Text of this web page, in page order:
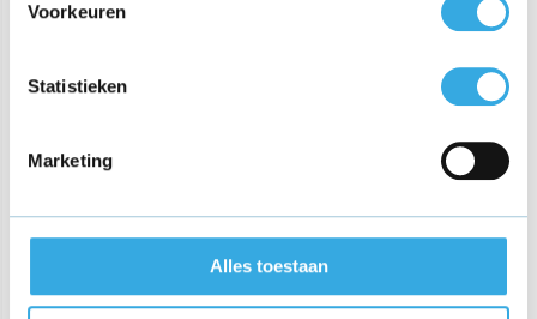
Voorkeuren
Statistieken
Marketing
Alles toestaan
PSS270 PSS370 PSS-270